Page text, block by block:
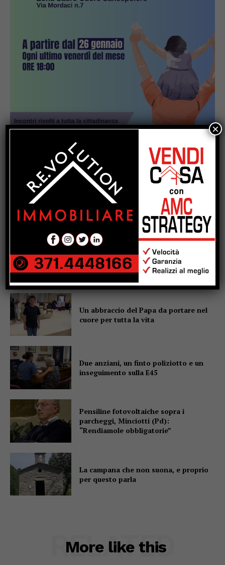
Popular
Sansepolcro, arrestata coppia di
truffatori: con loro, in auto, il figlio di 7
anni
Un abbraccio del Papa da portare nel
cuore per tutta la vita
Due anziani, un finto poliziotto e un
inseguimento sulla E45
Pensiline fotovoltaiche sopra i
parcheggi, Minciotti (Pd):
“Rendiamole obbligatorie”
La campana che non suona, e proprio
per questo parla
More like this
RELATED
×